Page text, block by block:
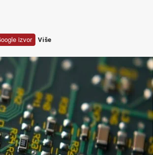
izvor Više